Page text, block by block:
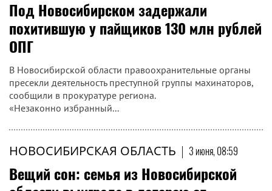
Под Новосибирском задержали
похитившую у пайщиков 130 млн рублей
ОПГ
В Новосибирской области правоохранительные органы
пресекли деятельность преступной группы махинаторов,
сообщили в прокуратуре региона.
«Незаконно избранный...
НОВОСИБИРСКАЯ ОБЛАСТЬ | 3 июня, 08:59
Вещий сон: семья из Новосибирской